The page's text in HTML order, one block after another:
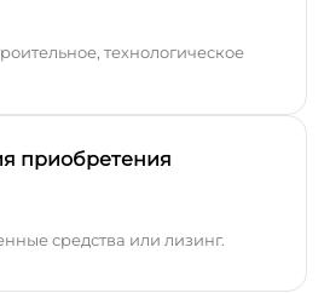
технологическое
приобретения
средства или лизинг.